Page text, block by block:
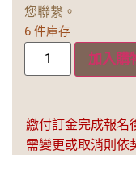
您聯繫。
6 件庫存
加入購
繳付訂金完成報名
需變更或取消則依